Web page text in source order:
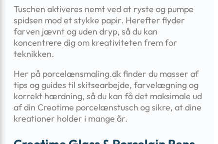
Tuschen aktiveres nemt ved at ryste og pumpe
spidsen mod et stykke papir. Herefter flyder
farven jævnt og uden dryp, så du kan
koncentrere dig om kreativiteten frem for
teknikken.
Her på porcelænsmaling.dk finder du masser af
tips og guides til skitsearbejde, farvelægning og
korrekt hærdning, så du kan få det maksimale ud
af din Creotime porcelænstusch og sikre, at dine
kreationer holder i mange år.